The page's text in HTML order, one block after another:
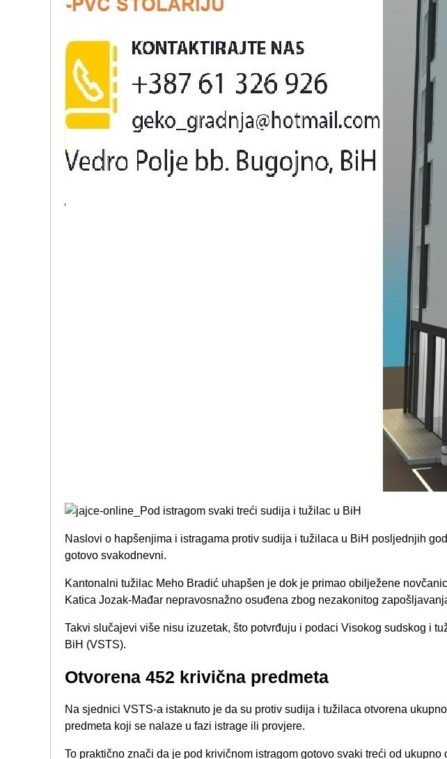
Naslovi o hapšenjima i istragama protiv sudija i tužilaca u BiH posljednjih
gotovo svakodnevni.
Kantonalni tužilac Meho Bradić uhapšen je dok je primao obilježene
Katica Jozak-Mađar nepravosnažno osuđena zbog nezakonitog
Takvi slučajevi više nisu izuzetak, što potvrđuju i podaci Visokog sudskog i
BiH (VSTS).
Otvorena 452 krivična predmeta
Na sjednici VSTS-a istaknuto je da su protiv sudija i tužilaca otvorena
predmeta koji se nalaze u fazi istrage ili provjere.
To praktično znači da je pod krivičnom istragom gotovo svaki treći od ukupno